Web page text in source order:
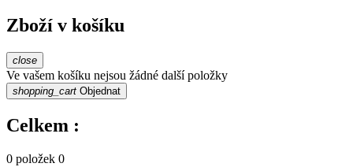
Zboží v košíku
close
Ve vašem košíku nejsou žádné další položky
shopping_cart Objednat
Celkem :
0 položek 0